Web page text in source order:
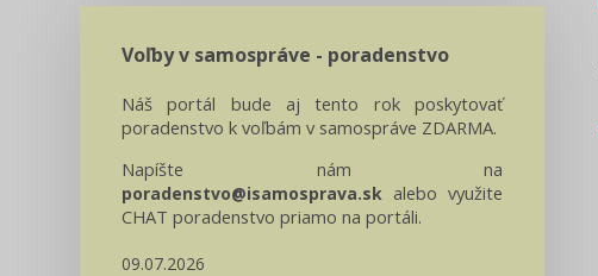
Voľby v samospráve - poradenstvo
Náš portál bude aj tento rok poskytovať
poradenstvo k voľbám v samospráve ZDARMA.
Napíšte nám na
poradenstvo@isamosprava.sk alebo využite
CHAT poradenstvo priamo na portáli.
09.07.2026